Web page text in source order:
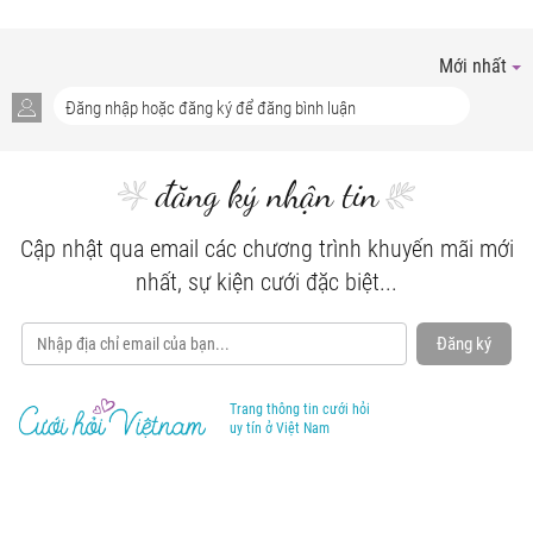
Mới nhất
đăng ký nhận tin
Cập nhật qua email các chương trình khuyến mãi mới
nhất, sự kiện cưới đặc biệt...
Đăng ký
Trang thông tin cưới hỏi
uy tín ở Việt Nam